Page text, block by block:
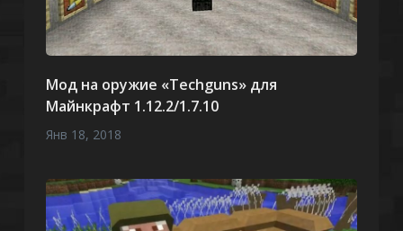
Мод на оружие «Techguns» для
Майнкрафт 1.12.2/1.7.10
Янв 18, 2018